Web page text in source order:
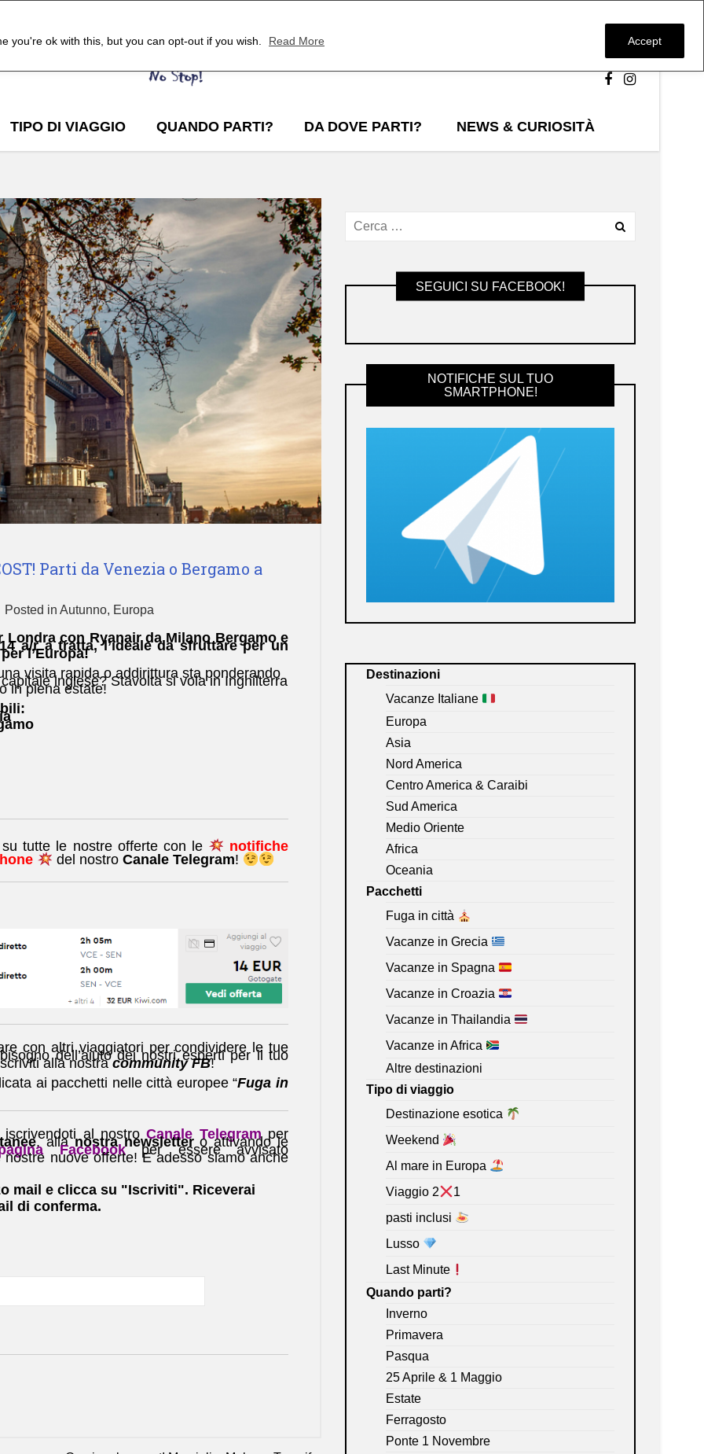
you're ok with this, but you can opt-out if you wish. Read More Accept
TIPO DI VIAGGIO QUANDO PARTI? DA DOVE PARTI? NEWS & CURIOSITÀ
Parti da Venezia o Bergamo a
Posted in Autunno, Europa
con Ryanair da Milano Bergamo e
a/r a tratta, l’ideale da sfruttare per un
l’Europa!
visita rapida o addirittura sta ponderando
inglese? Stavolta si vola in Inghilterra
in piena estate!
tutte le nostre offerte con le
notifiche
del nostroCanale Telegram!
con altri viaggiatori per condividere le tue
dell’aiuto dei nostri esperti per il tuo
alla nostracommunity FB!
ai pacchetti nelle città europee “Fuga in
iscrivendoti al nostroCanale Telegramper
, allanostra newslettero attivando le
Facebookper essere avvisato
nuove offerte! E adesso siamo anche
mail e clicca su "Iscriviti". Riceverai
di conferma.
SEGUICI SU FACEBOOK!
NOTIFICHE SUL TUO
SMARTPHONE!
Destinazioni
Vacanze Italiane
Europa
Asia
Nord America
Centro America & Caraibi
Sud America
Medio Oriente
Africa
Oceania
Pacchetti
Fuga in città
Vacanze in Grecia
Vacanze in Spagna
Vacanze in Croazia
Vacanze in Thailandia
Vacanze in Africa
Altre destinazioni
Tipo di viaggio
Destinazione esotica
Weekend
Al mare in Europa
Viaggio 2
1
pasti inclusi
Lusso
Last Minute
Quando parti?
Inverno
Primavera
Pasqua
25 Aprile & 1 Maggio
Estate
Ferragosto
Ponte 1 Novembre